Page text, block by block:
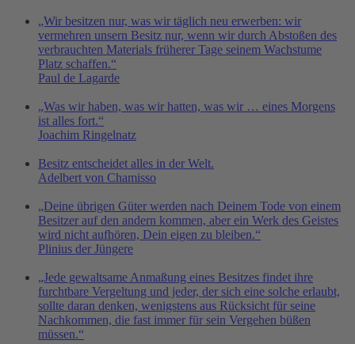
„Wir besitzen nur, was wir täglich neu erwerben: wir
vermehren unsern Besitz nur, wenn wir durch Abstoßen des
verbrauchten Materials früherer Tage seinem Wachstume
Platz schaffen.“
Paul de Lagarde
„Was wir haben, was wir hatten, was wir … eines Morgens
ist alles fort.“
Joachim Ringelnatz
Besitz entscheidet alles in der Welt.
Adelbert von Chamisso
„Deine übrigen Güter werden nach Deinem Tode von einem
Besitzer auf den andern kommen, aber ein Werk des Geistes
wird nicht aufhören, Dein eigen zu bleiben.“
Plinius der Jüngere
„Jede gewaltsame Anmaßung eines Besitzes findet ihre
furchtbare Vergeltung und jeder, der sich eine solche erlaubt,
sollte daran denken, wenigstens aus Rücksicht für seine
Nachkommen, die fast immer für sein Vergehen büßen
müssen.“